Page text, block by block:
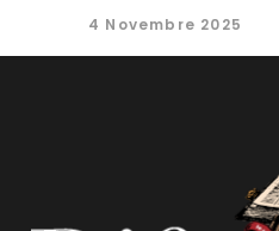
4 Novembre 2025